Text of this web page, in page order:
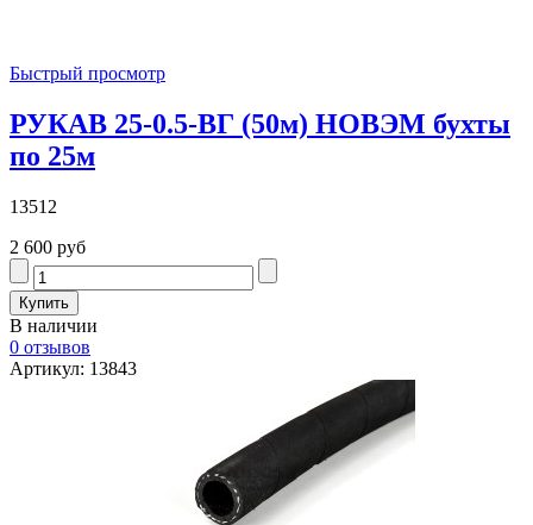
Быстрый просмотр
РУКАВ 25-0.5-ВГ (50м) НОВЭМ бухты
по 25м
13512
2 600 руб
В наличии
0 отзывов
Артикул: 13843